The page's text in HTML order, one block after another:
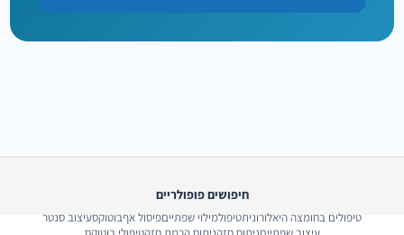
חיפושים פופולריים
טיפולים בחומצה היאלורוניתטיפולמילוי שפתייםפיסול אףבוטוקסעיצוב סנטר